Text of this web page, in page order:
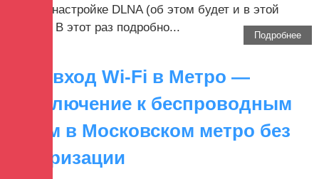
также о настройке DLNA (об этом будет и в этой
статье). В этот раз подробно...
Подробнее
Автовход Wi-Fi в Метро —
подключение к беспроводным
сетям в Московском метро без
авторизации